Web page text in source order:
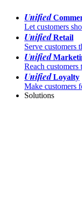
Unified
Let customers
UnifiedRetail
Serve customers
Unified
Reach
UnifiedLoyalty
Make customers
Solutions